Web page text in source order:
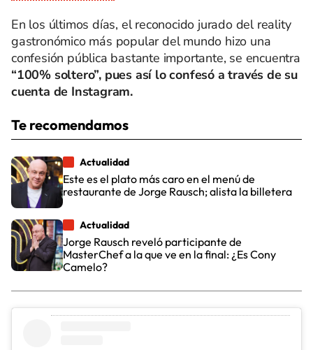
En los últimos días, el reconocido jurado del reality
gastronómico más popular del mundo hizo una
confesión pública bastante importante, se encuentra
“100% soltero”, pues así lo confesó a través de su
cuenta de Instagram.
Te recomendamos
Actualidad
Este es el plato más caro en el menú de
restaurante de Jorge Rausch; alista la billetera
Actualidad
Jorge Rausch reveló participante de
MasterChef a la que ve en la final: ¿Es Cony
Camelo?